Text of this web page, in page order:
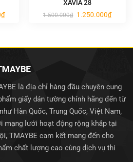
₫Giá
hiện
XAVIA 28
1.500.000₫ Giá
gốc
1.250.000₫Giá
hiện
là địa chỉ hàng đầu chuyên cung
giấy dán tường chính hãng đến từ
Hàn Quốc, Trung Quốc, Việt Nam,
mạng lưới hoạt động rộng khắp tại
TMAYBE cam kết mang đến cho
chất lượng cao cùng dịch vụ thi